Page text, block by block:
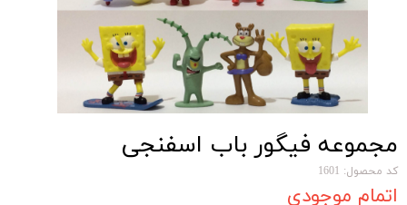
مجموعه فیگور باب اسفنجی
کد محصول: 1601
اتمام موجودی